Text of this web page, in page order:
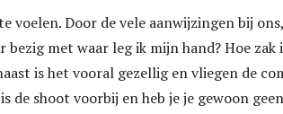
Door de vele aanwijzingen bij
met waar leg ik mijn hand? Hoe zak
is het vooral gezellig en vliegen de
de shoot voorbij en heb je je gewoon